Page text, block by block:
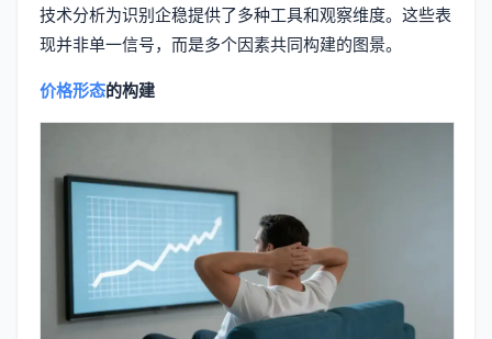
技术分析为识别企稳提供了多种工具和观察维度。这些表
现并非单一信号，而是多个因素共同构建的图景。
价格形态的构建